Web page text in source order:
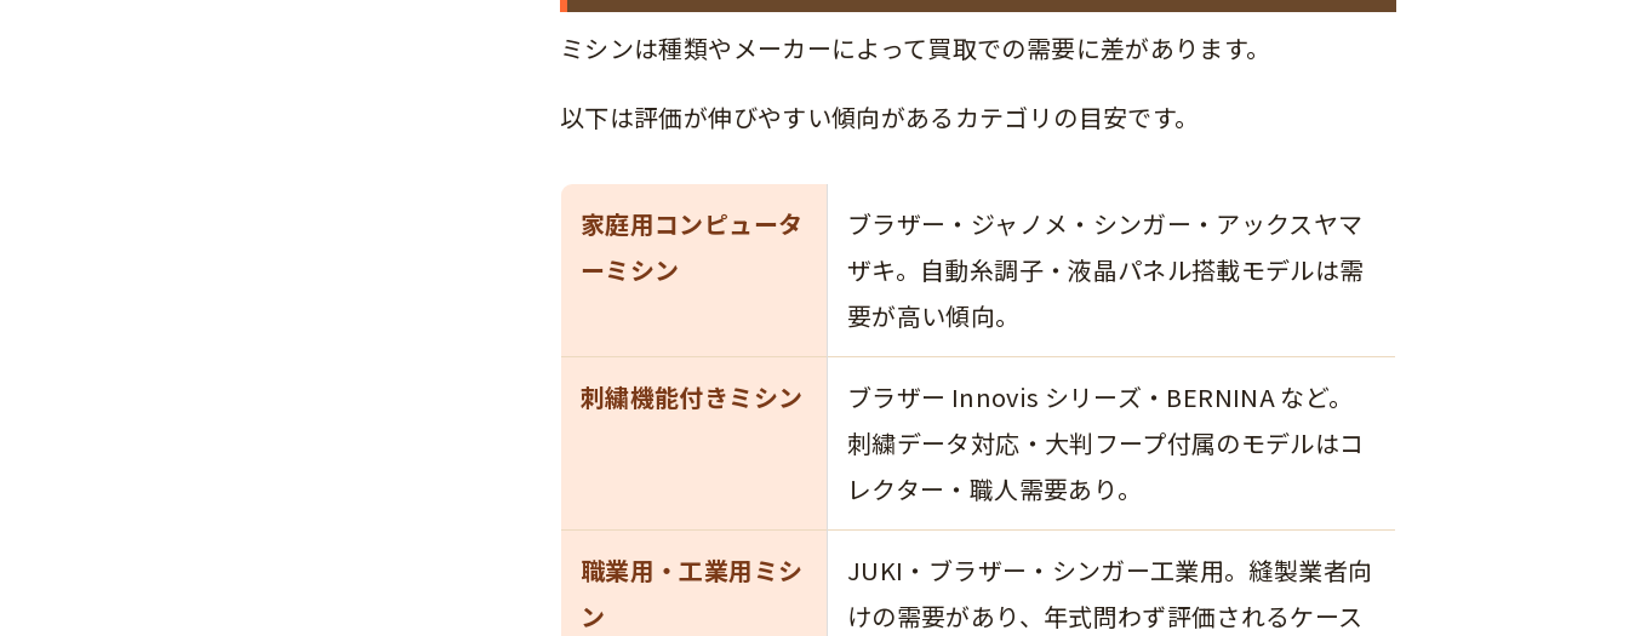
ミシンは種類やメーカーによって買取での需要に差があります。
以下は評価が伸びやすい傾向があるカテゴリの目安です。
家庭用コンピュータ
ーミシン
ブラザー・ジャノメ・シンガー・アックスヤマ
ザキ。自動糸調子・液晶パネル搭載モデルは需
要が高い傾向。
刺繍機能付きミシン
ブラザー Innovis シリーズ・BERNINA など。
刺繍データ対応・大判フープ付属のモデルはコ
レクター・職人需要あり。
職業用・工業用ミシ
ン
JUKI・ブラザー・シンガー工業用。縫製業者向
けの需要があり、年式問わず評価されるケース